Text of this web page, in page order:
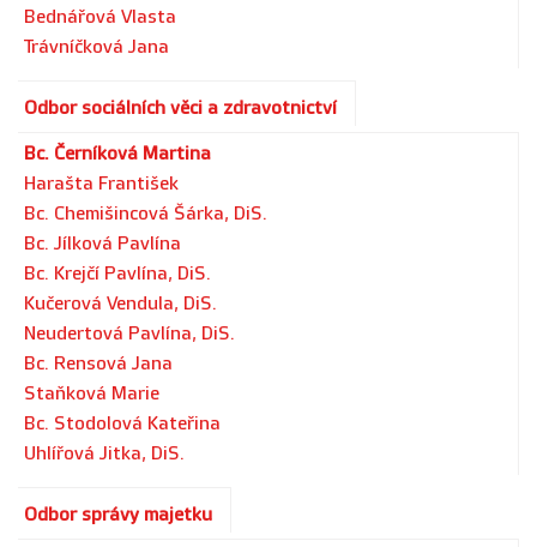
Bednářová Vlasta
Trávníčková Jana
Odbor sociálních věci a zdravotnictví
Bc. Černíková Martina
Harašta František
Bc. Chemišincová Šárka, DiS.
Bc. Jílková Pavlína
Bc. Krejčí Pavlína, DiS.
Kučerová Vendula, DiS.
Neudertová Pavlína, DiS.
Bc. Rensová Jana
Staňková Marie
Bc. Stodolová Kateřina
Uhlířová Jitka, DiS.
Odbor správy majetku